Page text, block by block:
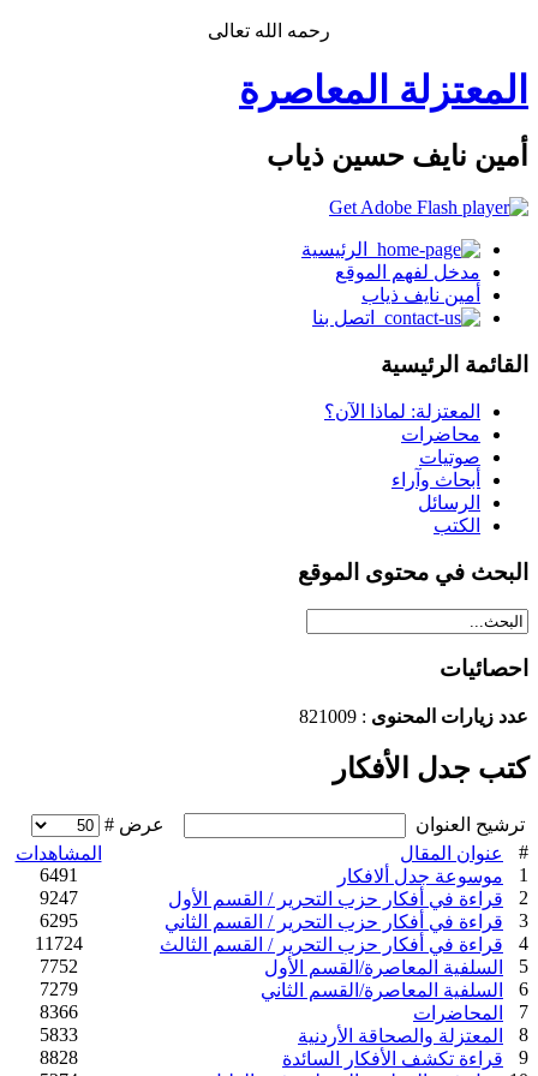
رحمه الله تعالى
المعتزلة المعاصرة
أمين نايف حسين ذياب
الرئيسية
مدخل لفهم الموقع
أمين نايف ذياب
اتصل بنا
القائمة الرئيسية
المعتزلة: لماذا الآن؟
محاضرات
صوتيات
أبحاث وآراء
الرسائل
الكتب
البحث في محتوى الموقع
احصائيات
عدد زيارات المحنوى : 821009
كتب جدل الأفكار
ترشيح العنوان
عرض #
#
عنوان المقال
المشاهدات
1
موسوعة جدل ألافكار
6491
2
قراءة في أفكار حزب التحرير / القسم الأول
9247
3
قراءة في أفكار حزب التحرير / القسم الثاني
6295
4
قراءة في أفكار حزب التحرير / القسم الثالث
11724
5
السلفية المعاصرة/القسم الأول
7752
6
السلفية المعاصرة/القسم الثاني
7279
7
المحاضرات
8366
8
المعتزلة والصحاقة الأردنية
5833
9
قراءة تكشف الأفكار السائدة
8828